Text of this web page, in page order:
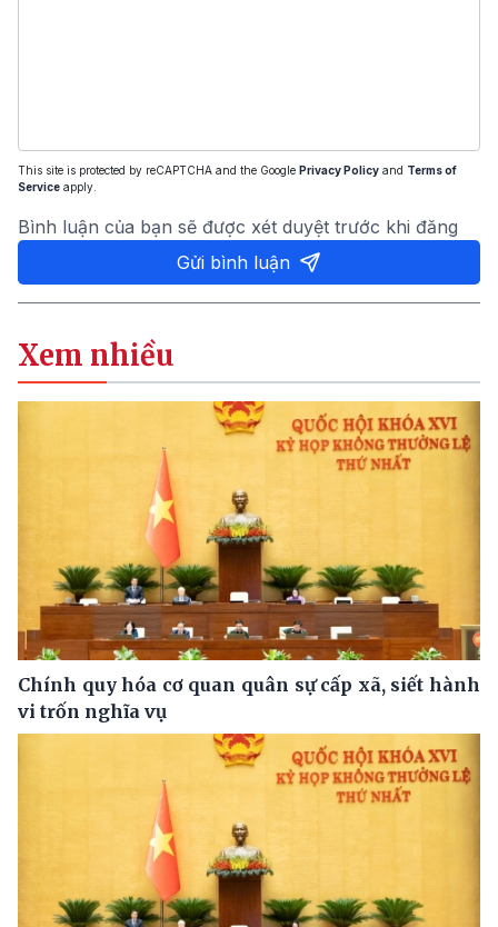
This site is protected by reCAPTCHA and the Google Privacy Policy and Terms of
Service apply.
Bình luận của bạn sẽ được xét duyệt trước khi đăng
Gửi bình luận
Xem nhiều
Chính quy hóa cơ quan quân sự cấp xã, siết hành
vi trốn nghĩa vụ